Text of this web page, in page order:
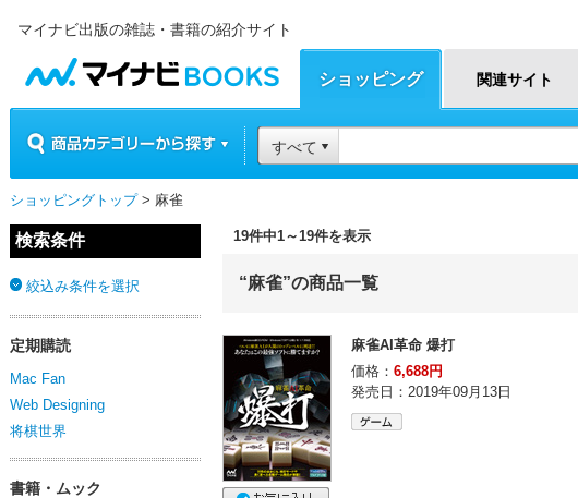
マイナビ出版の雑誌・書籍の紹介サイト
マイナビBOOKS
ショッピング 関連サイト
すべて
ショッピングトップ> 麻雀
19件中1～19件を表示
“麻雀”の商品一覧
麻雀AI革命 爆打
価格： 6,688円
発売日：2019年09月13日
検索条件
絞込み条件を選択
定期購読
Mac Fan
Web Designing
将棋世界
書籍・ムック